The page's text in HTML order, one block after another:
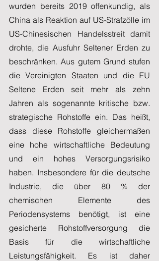
wurden bereits 2019 offenkundig, als
China als Reaktion auf US-Strafzölle im
US-Chinesischen Handelsstreit damit
drohte, die Ausfuhr Seltener Erden zu
beschränken. Aus gutem Grund stufen
die Vereinigten Staaten und die EU
Seltene Erden seit mehr als zehn
Jahren als sogenannte kritische bzw.
strategische Rohstoffe ein. Das heißt,
dass diese Rohstoffe gleichermaßen
eine hohe wirtschaftliche Bedeutung
und ein hohes Versorgungsrisiko
haben. Insbesondere für die deutsche
Industrie, die über 80 % der
chemischen Elemente des
Periodensystems benötigt, ist eine
gesicherte Rohstoffversorgung die
Basis für die wirtschaftliche
Leistungsfähigkeit. Es ist daher